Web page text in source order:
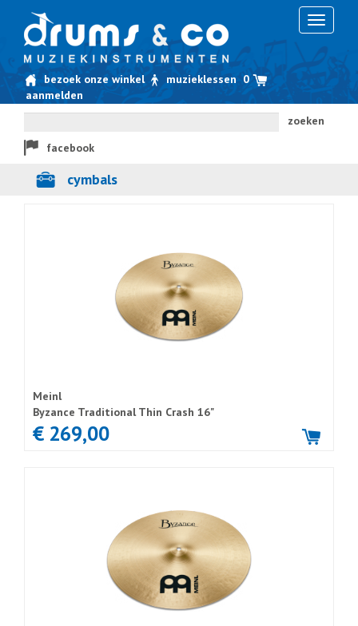
Toggle
bezoek onze winkel muzieklessen 0
aanmelden
zoeken
facebook
cymbals
Meinl
Byzance Traditional Thin Crash 16"
€ 269,00